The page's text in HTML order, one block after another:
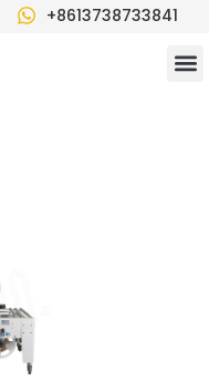
+8613738733841